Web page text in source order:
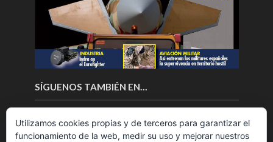
SÍGUENOS TAMBIÉN EN…
Utilizamos cookies propias y de terceros para garantizar el
funcionamiento de la web, medir su uso y mejorar nuestros